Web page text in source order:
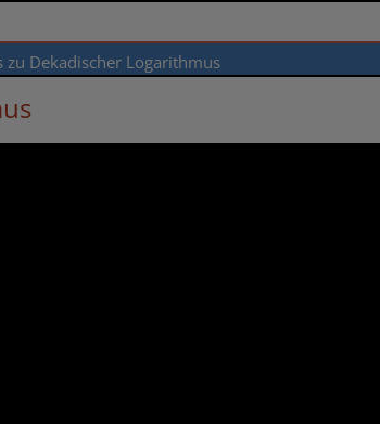
zu Dekadischer Logarithmus